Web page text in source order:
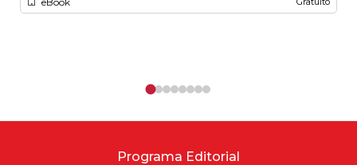
Programa Editorial